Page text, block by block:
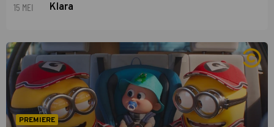
15 MEI Klara
PREMIERE